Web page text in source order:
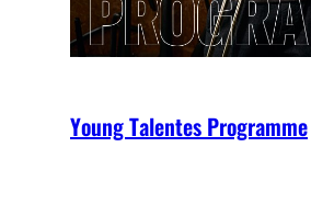
Young Talentes Programme